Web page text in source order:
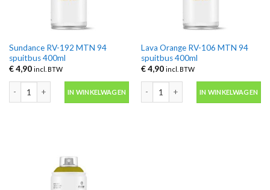
Sundance RV-192 MTN 94
spuitbus 400ml
€4,90 incl. BTW
IN WINKELWAGEN
Lava Orange RV-106 MTN 94
spuitbus 400ml
€4,90 incl. BTW
IN WINKELWAGEN